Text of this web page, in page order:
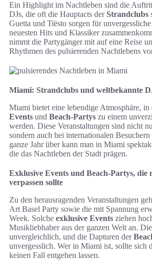
Ein Highlight im Nachtleben sind die
DJs, die oft die Hauptacts derStrandclubs
Guetta und Tiësto sorgen für
neuesten Hits und Klassiker
nimmt die Partygänger mit auf eine Reise
Rhythmen des pulsierenden Nachtlebens
Miami: Strandclubs und weltbekannte
Miami bietet eine lebendige Atmosphäre, in
Events und Beach-Partys zu einem
werden. Diese Veranstaltungen sind nicht
sondern auch bei internationalen
ganze Jahr über kann man in Miami
die das Nachtleben der Stadt prägen.
Exklusive Events und Beach-Partys, die
verpassen sollte
Zu den herausragenden Veranstaltungen
Art Basel Party sowie die mit Spannung
Week. Solche exklusive Events ziehen
Musikliebhaber aus der ganzen Welt an.
unvergleichlich, und die Dapturen der
unvergesslich. Wer in Miami ist, sollte sich
keinen Fall entgehen lassen.